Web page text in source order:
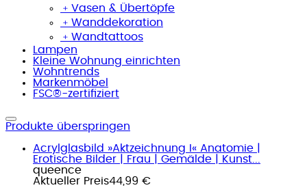
﹢ Vasen & Übertöpfe
﹢ Wanddekoration
﹢ Wandtattoos
Lampen
Kleine Wohnung einrichten
Wohntrends
Markenmöbel
FSC®-zertifiziert
Produkte überspringen
Acrylglasbild »Aktzeichnung I« Anatomie |
Erotische Bilder | Frau | Gemälde | Kunst...
queence
Aktueller Preis44,99 €